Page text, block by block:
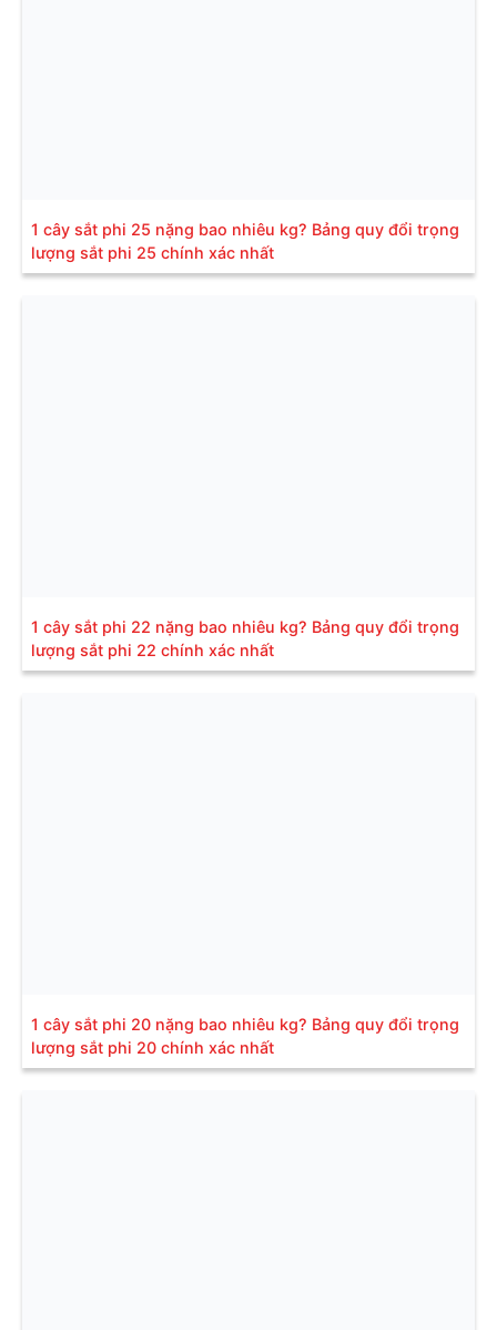
1 cây sắt phi 25 nặng bao nhiêu kg? Bảng quy đổi trọng
lượng sắt phi 25 chính xác nhất
1 cây sắt phi 22 nặng bao nhiêu kg? Bảng quy đổi trọng
lượng sắt phi 22 chính xác nhất
1 cây sắt phi 20 nặng bao nhiêu kg? Bảng quy đổi trọng
lượng sắt phi 20 chính xác nhất